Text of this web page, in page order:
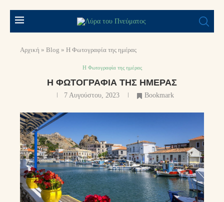
Αρχική » Blog » Η Φωτογραφία της ημέρας
Η Φωτογραφία της ημέρας
Η ΦΩΤΟΓΡΑΦΊΑ ΤΗΣ ΗΜΈΡΑΣ
7 Αυγούστου, 2023 Bookmark